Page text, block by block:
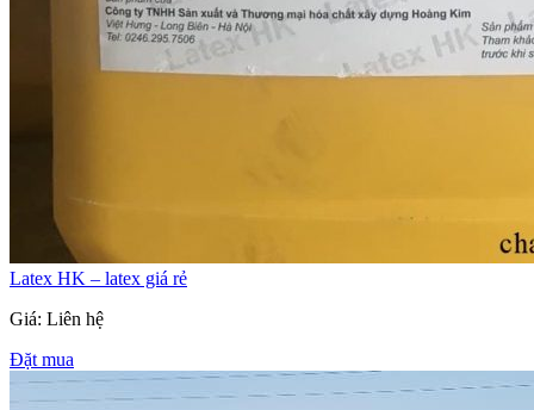
Latex HK – latex giá rẻ
Giá: Liên hệ
Đặt mua